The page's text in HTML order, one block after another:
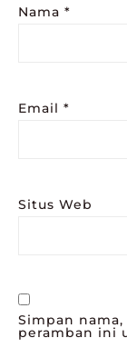
Nama *
Email *
Situs Web
Simpan
peramban ini